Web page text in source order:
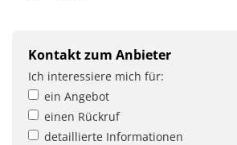
Kontakt zum Anbieter
Ich interessiere mich für:
ein Angebot
einen Rückruf
detaillierte Informationen